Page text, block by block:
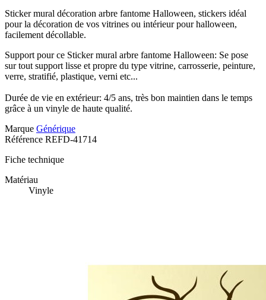
Sticker mural décoration arbre fantome Halloween, stickers idéal
pour la décoration de vos vitrines ou intérieur pour halloween,
facilement décollable.
Support pour ce Sticker mural arbre fantome Halloween: Se pose
sur tout support lisse et propre du type vitrine, carrosserie, peinture,
verre, stratifié, plastique, verni etc...
Durée de vie en extérieur: 4/5 ans, très bon maintien dans le temps
grâce à un vinyle de haute qualité.
Marque Générique
Référence REFD-41714
Fiche technique
Matériau
Vinyle